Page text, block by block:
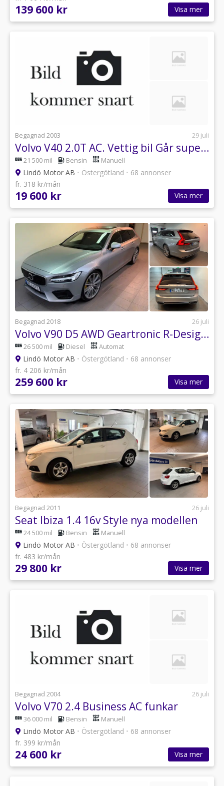
139 600 kr Visa mer
Begagnad 2003 29 juli
Volvo V40 2.0T AC. Vettig bil Går superbra
21 500 mil Bensin Manuell
Lindö Motor AB • Östergötland • 68 annonser
fr. 318 kr/mån
19 600 kr Visa mer
Begagnad 2018 26 juli
Volvo V90 D5 AWD Geartronic R-Design B&W Panorama +all utrusnig
26 500 mil Diesel Automat
Lindö Motor AB • Östergötland • 68 annonser
fr. 4 206 kr/mån
259 600 kr Visa mer
Begagnad 2011 26 juli
Seat Ibiza 1.4 16v Style nya modellen
24 500 mil Bensin Manuell
Lindö Motor AB • Östergötland • 68 annonser
fr. 483 kr/mån
29 800 kr Visa mer
Begagnad 2004 26 juli
Volvo V70 2.4 Business AC funkar
36 000 mil Bensin Manuell
Lindö Motor AB • Östergötland • 68 annonser
fr. 399 kr/mån
24 600 kr Visa mer